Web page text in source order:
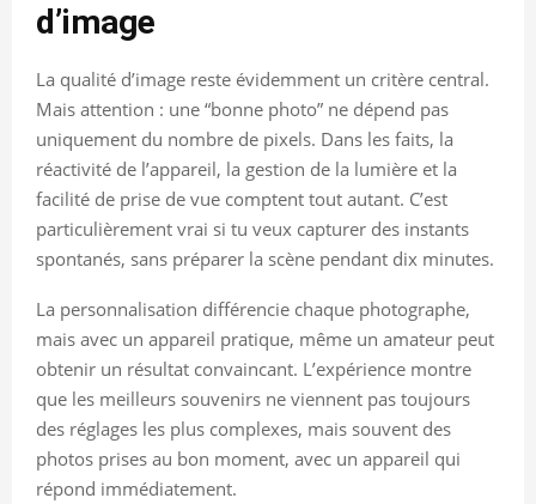
d’image
La qualité d’image reste évidemment un critère central.
Mais attention : une “bonne photo” ne dépend pas
uniquement du nombre de pixels. Dans les faits, la
réactivité de l’appareil, la gestion de la lumière et la
facilité de prise de vue comptent tout autant. C’est
particulièrement vrai si tu veux capturer des instants
spontanés, sans préparer la scène pendant dix minutes.
La personnalisation différencie chaque photographe,
mais avec un appareil pratique, même un amateur peut
obtenir un résultat convaincant. L’expérience montre
que les meilleurs souvenirs ne viennent pas toujours
des réglages les plus complexes, mais souvent des
photos prises au bon moment, avec un appareil qui
répond immédiatement.